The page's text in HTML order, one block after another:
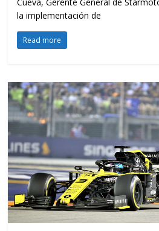
Varios
Los concesionarios
Ecuador viven la
23 de septiembre de 2019
Magazine,Concesionarios,Ecuador,
El equipo Renault F1 lleva 42 años
motores en cada uno de los